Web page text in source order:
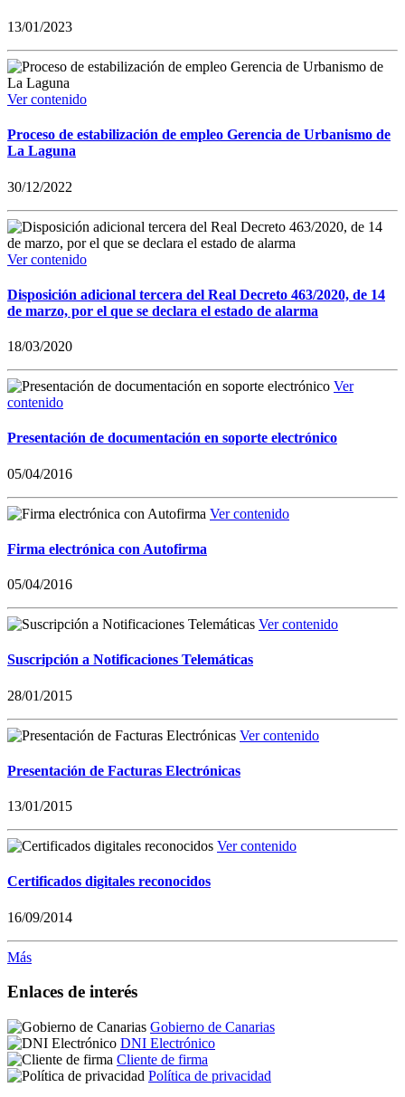
13/01/2023
Ver contenido
Proceso de estabilización de empleo Gerencia de Urbanismo de
La Laguna
30/12/2022
Ver contenido
Disposición adicional tercera del Real Decreto 463/2020, de 14
de marzo, por el que se declara el estado de alarma
18/03/2020
Ver
contenido
Presentación de documentación en soporte electrónico
05/04/2016
Ver contenido
Firma electrónica con Autofirma
05/04/2016
Ver contenido
Suscripción a Notificaciones Telemáticas
28/01/2015
Ver contenido
Presentación de Facturas Electrónicas
13/01/2015
Ver contenido
Certificados digitales reconocidos
16/09/2014
Más
Enlaces de interés
Gobierno de Canarias
DNI Electrónico
Cliente de firma
Política de privacidad